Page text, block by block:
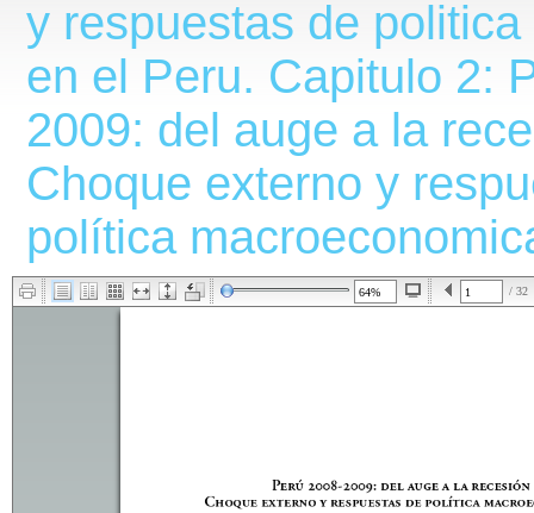
y respuestas de
en el Peru. Capitulo 2:
2009: del auge a la
Choque externo y
política
/ 32